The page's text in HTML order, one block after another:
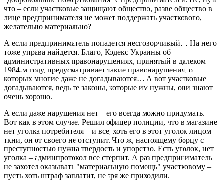
что – если участковые защищают общество, разве общество в
лице предпринимателя не может поддержать участкового,
желательно материально?
А если предприниматель попадется несговорчивый… На него
тоже управа найдется. Благо, Кодекс Украины об
административных правонарушениях, принятый в далеком
1984-м году, предусматривает такие правонарушения, о
которых многие даже не догадываются… А вот участковые
догадываются, ведь те законы, которые им нужны, они знают
очень хорошо.
А если даже нарушения нет – его всегда можно придумать.
Вот как в этом случае. Решил офицер полиции, что в магазине
нет уголка потребителя – и все, хоть его в этот уголок лицом
ткни, он от своего не отступит. Что ж, настоящему борцу с
преступностью нужна твердость и упорство. Есть уголок, нет
уголка – админпротокол все стерпит. А раз предприниматель
не захотел оказывать "материальную помощь" участковому –
пусть хоть штраф заплатит, не зря же приходили.